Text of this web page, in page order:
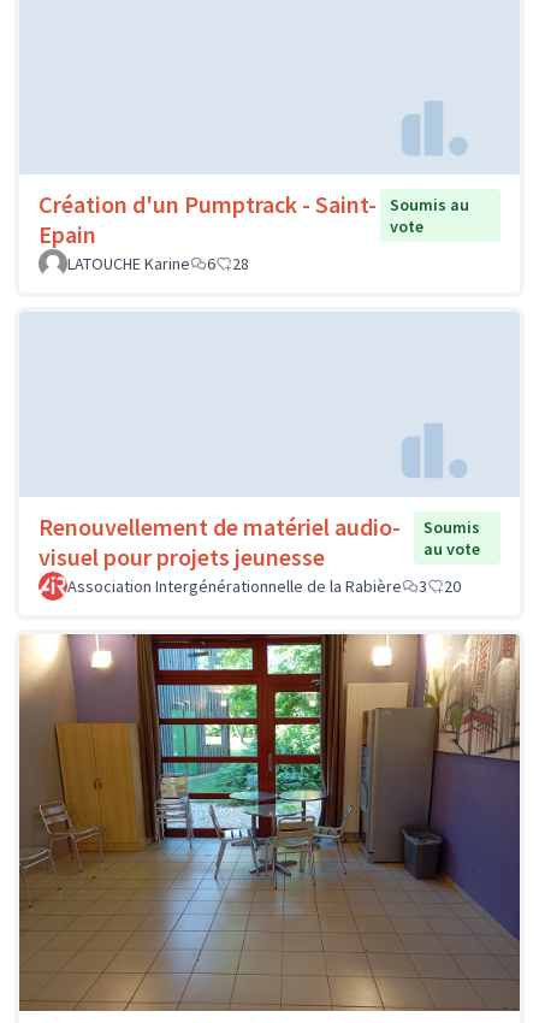
Création d'un Pumptrack - Saint-
Epain
Soumis au
vote
LATOUCHE Karine
6 28
Renouvellement de matériel audio-
visuel pour projets jeunesse
Soumis
au vote
Association Intergénérationnelle de la Rabière
3 20